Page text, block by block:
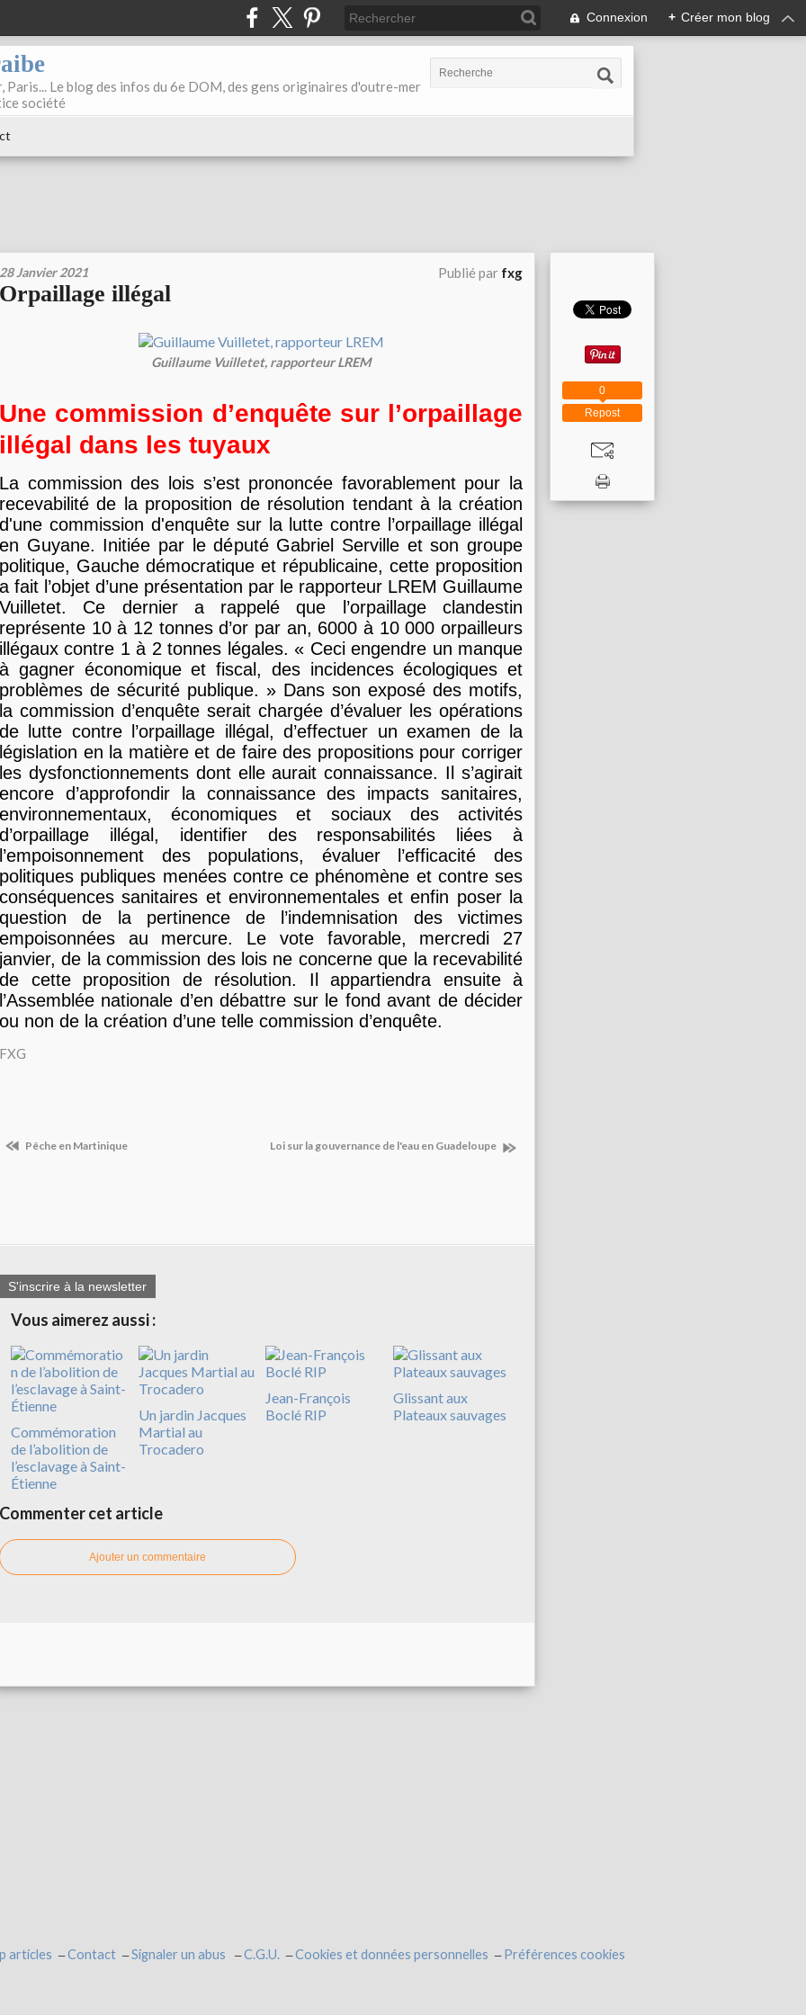
Connexion + Créer mon blog
Paris... Le blog des infos du 6e DOM, des gens originaires d'outre-mer
société
28 Janvier 2021 Publié par fxg
Orpaillage illégal
Guillaume Vuilletet, rapporteur LREM
Une commission d’enquête sur l’orpaillage
illégal dans les tuyaux
La commission des lois s’est prononcée favorablement pour la
recevabilité de la proposition de résolution tendant à la création
d'une commission d'enquête sur la lutte contre l’orpaillage illégal
en Guyane. Initiée par le député Gabriel Serville et son groupe
politique, Gauche démocratique et républicaine, cette proposition
a fait l’objet d’une présentation par le rapporteur LREM Guillaume
Vuilletet. Ce dernier a rappelé que l’orpaillage clandestin
représente 10 à 12 tonnes d’or par an, 6000 à 10 000 orpailleurs
illégaux contre 1 à 2 tonnes légales. « Ceci engendre un manque
à gagner économique et fiscal, des incidences écologiques et
problèmes de sécurité publique. » Dans son exposé des motifs,
la commission d’enquête serait chargée d’évaluer les opérations
de lutte contre l’orpaillage illégal, d’effectuer un examen de la
législation en la matière et de faire des propositions pour corriger
les dysfonctionnements dont elle aurait connaissance. Il s’agirait
encore d’approfondir la connaissance des impacts sanitaires,
environnementaux, économiques et sociaux des activités
d’orpaillage illégal, identifier des responsabilités liées à
l’empoisonnement des populations, évaluer l’efficacité des
politiques publiques menées contre ce phénomène et contre ses
conséquences sanitaires et environnementales et enfin poser la
question de la pertinence de l’indemnisation des victimes
empoisonnées au mercure. Le vote favorable, mercredi 27
janvier, de la commission des lois ne concerne que la recevabilité
de cette proposition de résolution. Il appartiendra ensuite à
l’Assemblée nationale d’en débattre sur le fond avant de décider
ou non de la création d’une telle commission d’enquête.
FXG
Pêche en Martinique Loi sur la gouvernance de l'eau en Guadeloupe
S'inscrire à la newsletter
Vous aimerez aussi :
Commémoration
de l’abolition de
l’esclavage à Saint-
Étienne
Un jardin Jacques
Martial au
Trocadero
Jean-François
Boclé RIP
Glissant aux
Plateaux sauvages
Commenter cet article
Ajouter un commentaire
Repost
0
articles Contact Signaler un abus C.G.U. Cookies et données personnelles Préférences cookies